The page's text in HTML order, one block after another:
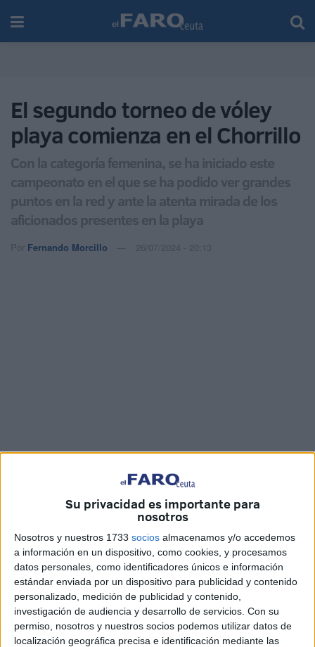
Su privacidad es importante para
nosotros
Nosotros y nuestros 1733 socios almacenamos y/o accedemos
a información en un dispositivo, como cookies, y procesamos
datos personales, como identificadores únicos e información
estándar enviada por un dispositivo para publicidad y contenido
personalizado, medición de publicidad y contenido,
investigación de audiencia y desarrollo de servicios. Con su
permiso, nosotros y nuestros socios podemos utilizar datos de
localización geográfica precisa e identificación mediante las
El segundo torneo de vóley
playa comienza en el Chorrillo
Con la categoría femenina, se ha iniciado este
campeonato en el que se ha podido ver grandes
puntos en la red y ante la atenta mirada de los
aficionados presentes en la playa
Por Fernando Morcillo 26/07/2024 - 20:13
Este viernes ha dado comienzo el segundo torneo de
vóley playaen elChorrillo, dentro del circuito que está
organizando la federación de esta disciplina en la ciudad
para los amantes delvoleibol en Ceuta.
El evento que durará todo el fin de semana es el segundo
torneo que hace la territorial encabezada por Aarón Jaén y